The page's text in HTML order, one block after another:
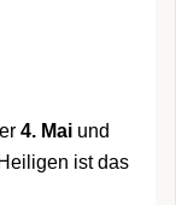
4. Maiund
ist das